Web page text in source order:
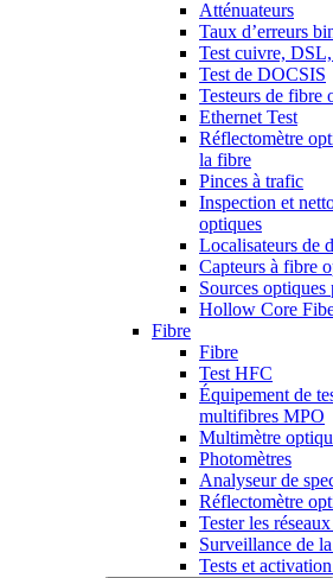
Atténuateurs
Taux d’erreurs
Test cuivre,
Test de DOCSIS
Testeurs de fibre
Ethernet Test
Réflectomètre
la fibre
Pinces à trafic
Inspection et
optiques
Localisateurs de
Capteurs à fibre
Sources
Hollow Core
Fibre
Fibre
Test HFC
Équipement de
multifibres MPO
Multimètre
Photomètres
Analyseur de
Réflectomètre
Tester les
Surveillance de
Tests et